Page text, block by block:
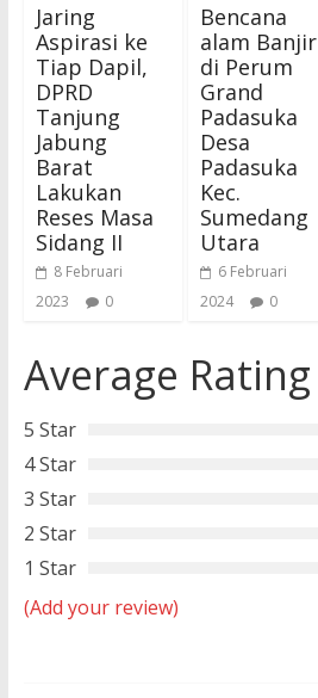
Jaring
Aspirasi ke
Tiap Dapil,
DPRD
Tanjung
Jabung
Barat
Lakukan
Reses Masa
Sidang II
8 Februari
2023
0
Bencana
alam Banjir
di Perum
Grand
Padasuka
Desa
Padasuka
Kec.
Sumedang
Utara
6 Februari
2024
0
Average Rating
5 Star
4 Star
3 Star
2 Star
1 Star
(Add your review)